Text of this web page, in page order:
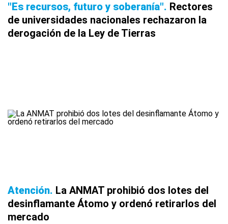
"Es recursos, futuro y soberanía" Rectores
de universidades nacionales rechazaron la
derogación de la Ley de Tierras
Atención La ANMAT prohibió dos lotes del
desinflamante Átomo y ordenó retirarlos del
mercado